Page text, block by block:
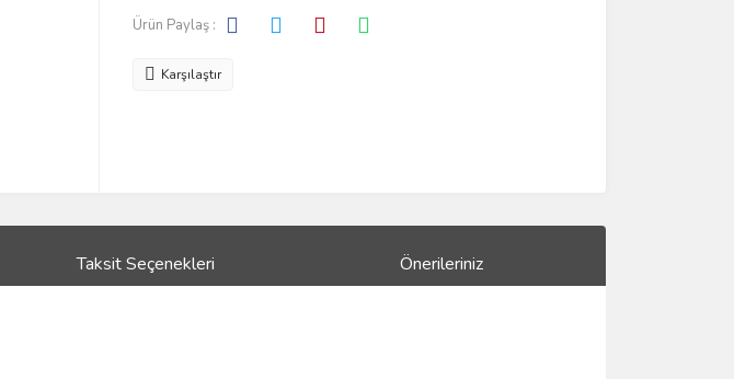
Ürün Paylaş :
Karşılaştır
Taksit Seçenekleri Önerileriniz